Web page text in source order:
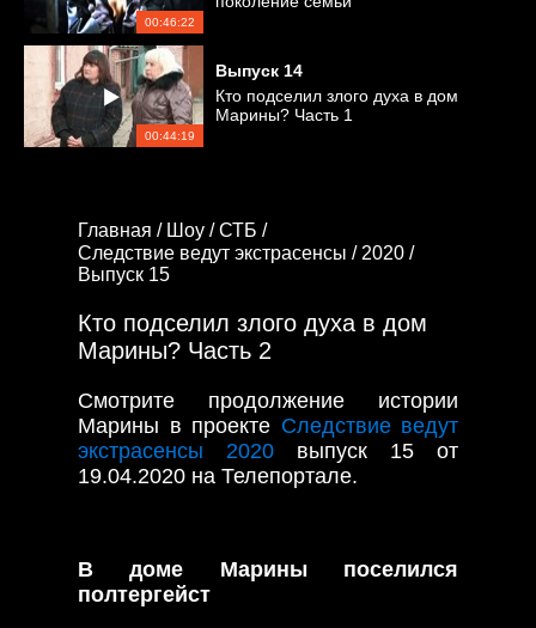
00:46:22
00:44:19
Выпуск 14
Кто подселил злого духа в дом
Марины? Часть 1
Главная / Шоу /СТБ /
Следствие ведут экстрасенсы / 2020 /
Выпуск 15
Кто подселил злого духа в дом
Марины? Часть 2
Смотрите продолжение истории
Марины в проекте Следствие ведут
экстрасенсы 2020 выпуск 15 от
19.04.2020 на Телепортале.
В доме Марины поселился
полтергейст